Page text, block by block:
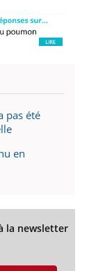
pas été
en
la newsletter